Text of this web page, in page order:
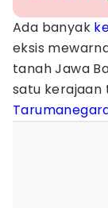
Ada banyak
eksis
tanah Jawa
satu kerajaan